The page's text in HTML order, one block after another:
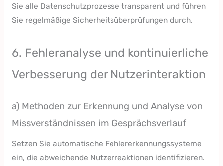
Sie alle Datenschutzprozesse transparent und führen
Sie regelmäßige Sicherheitsüberprüfungen durch.
6. Fehleranalyse und kontinuierliche
Verbesserung der Nutzerinteraktion
a) Methoden zur Erkennung und Analyse von
Missverständnissen im Gesprächsverlauf
Setzen Sie automatische Fehlererkennungssysteme
ein, die abweichende Nutzerreaktionen identifizieren.